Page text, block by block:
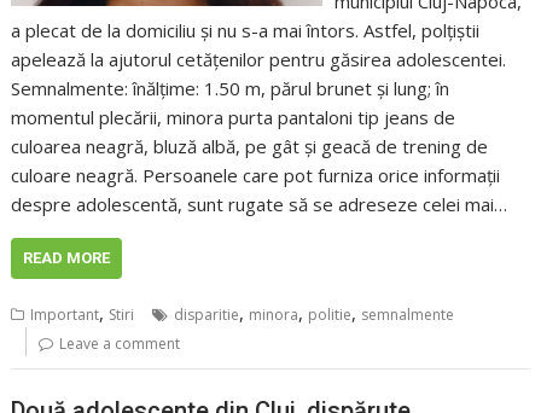
a plecat de la domiciliu și nu s-a mai întors. Astfel, polțiștii
apelează la ajutorul cetățenilor pentru găsirea adolescentei.
Semnalmente: înălţime: 1.50 m, părul brunet și lung; în
momentul plecării, minora purta pantaloni tip jeans de
culoarea neagră, bluză albă, pe gât și geacă de trening de
culoare neagră. Persoanele care pot furniza orice informaţii
despre adolescentă, sunt rugate să se adreseze celei mai…
READ MORE
Important, Stiri disparitie, minora, politie, semnalmente
Leave a comment